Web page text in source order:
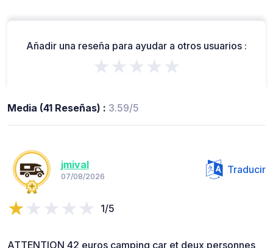
Añadir una reseña para ayudar a otros usuarios :
★★★★★
Media (41 Reseñas) : 3.59/5
jmival
07/08/2026
Traducir
1/5
ATTENTION 42 euros camping car et deux personnes